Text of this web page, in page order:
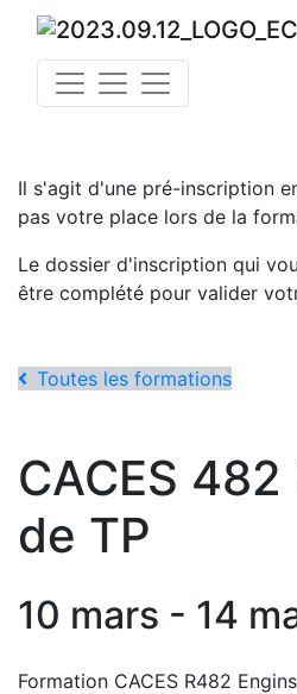
Il s'agit d'une pré-inscription
pas votre place lors de la
Le dossier d'inscription qui
être complété pour valider
Toutes les formations
CACES
de TP
10 mars - 14
Formation CACES R482